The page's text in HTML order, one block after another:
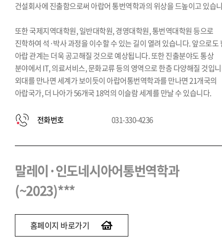
건설회사에 진출함으로써 아랍어 통번역학과의 위상을 드높이고 있습
또한 국제지역대학원, 일반대학원, 경영대학원, 통번역대학원 등으로
진학하여 석·박사 과정을 이수할 수 있는 길이 열려 있습니다. 앞으로도
아랍 관계는 더욱 공고해질 것으로 예상됩니다. 또한 진출분야도 통상
분야에서 IT, 의료서비스, 문화교류 등의 영역으로 한층 다양해질 것입
외대를 만나면 세계가 보이듯이 아랍어통번역학과를 만나면 21개국의
아랍국가, 더 나아가 56개국 18억의 이슬람 세계를 만날 수 있습니다.
전화번호 031-330-4236
말레이·인도네시아어통번역학과
(~2023)***
홈페이지 바로가기